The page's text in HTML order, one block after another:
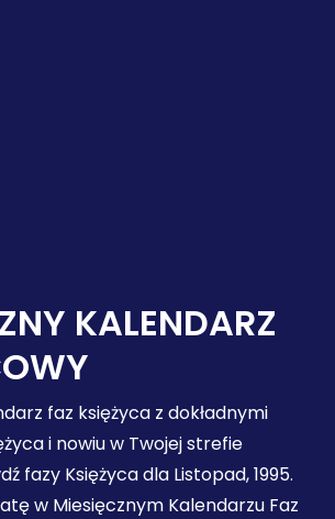
KALENDARZ
faz księżyca z dokładnymi
i nowiu w Twojej strefie
fazy Księżyca dla Listopad, 1995.
w Miesięcznym Kalendarzu Faz